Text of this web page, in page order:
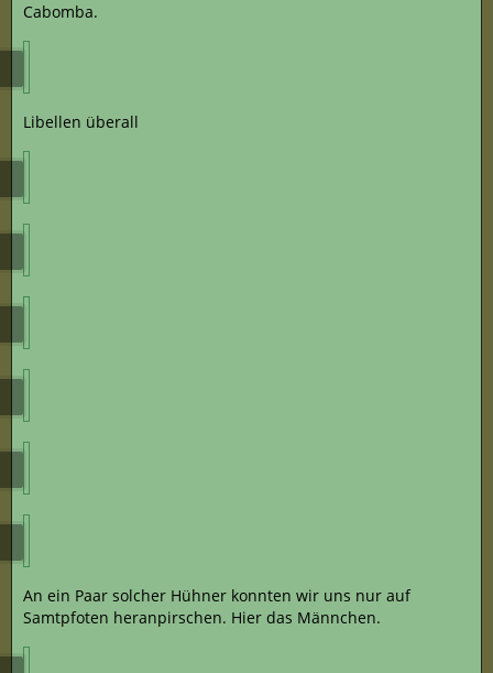
Cabomba.
Libellen überall
An ein Paar solcher Hühner konnten wir uns nur auf
Samtpfoten heranpirschen. Hier das Männchen.